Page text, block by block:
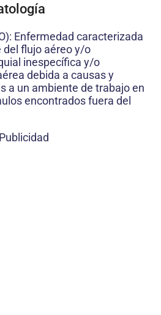
Enfermedad caracterizada
del flujo aéreo y/o
inespecífica y/o
debida a causas y
a un ambiente de trabajo en
encontrados fuera del
Publicidad